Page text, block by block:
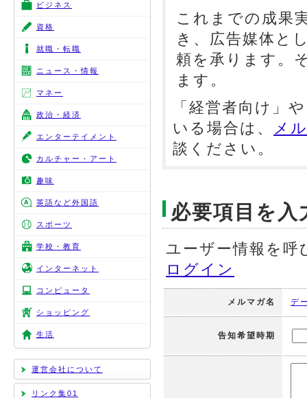
これまでの成果
き、広告媒体と
頼を承ります。
ます。
「経営者向け」
いる場合は、
メ
談ください。
必要項目を
ユーザー情報を
ログイン
メルマガ名 デ
告知希望時期
ビジネス
資格
就職・転職
ニュース・情報
マネー
政治・経済
エンターテイメント
カルチャー・アート
趣味
英語など外国語
スポーツ
学校・教育
インターネット
コンピュータ
ショッピング
生活
運営会社について
リンク集01